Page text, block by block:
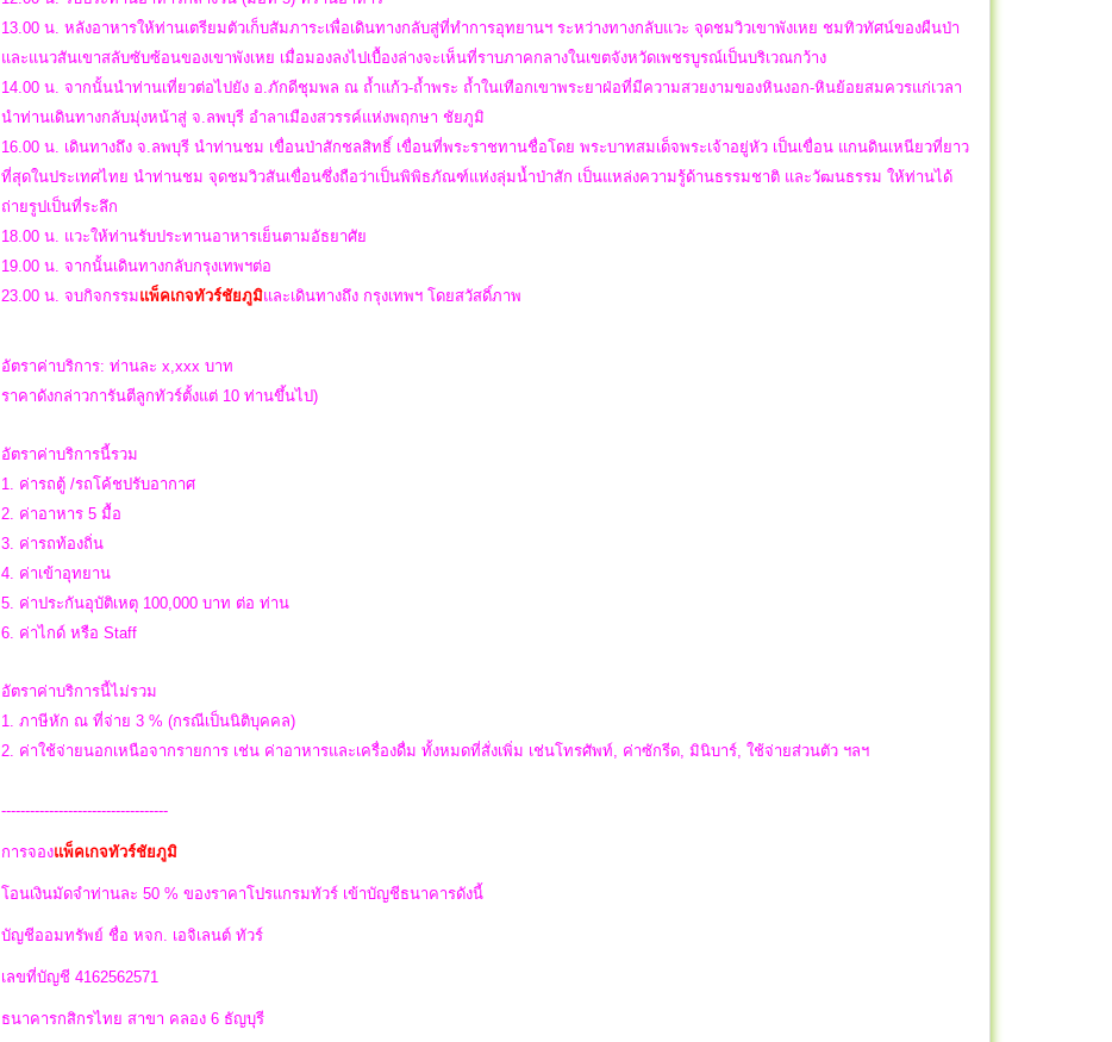
13.00 น. หลังอาหารให้ท่านเตรียมตัวเก็บสัมภาระเพื่อเดินทางกลับสู่ที่ทำการอุทยานฯ ระหว่างทางกลับแวะ จุดชมวิวเขาพังเหย ชมทิวทัศน์ของผืนป่า
และแนวสันเขาสลับซับซ้อนของเขาพังเหย เมื่อมองลงไปเบื้องล่างจะเห็นที่ราบภาคกลางในเขตจังหวัดเพชรบูรณ์เป็นบริเวณกว้าง
14.00 น. จากนั้นนำท่านเที่ยวต่อไปยัง อ.ภักดีชุมพล ณ ถ้ำแก้ว-ถ้ำพระ ถ้ำในเทือกเขาพระยาฝ่อที่มีความสวยงามของหินงอก-หินย้อยสมควรแก่เวลา
นำท่านเดินทางกลับมุ่งหน้าสู่ จ.ลพบุรี อำลาเมืองสวรรค์แห่งพฤกษา ชัยภูมิ
16.00 น. เดินทางถึง จ.ลพบุรี นำท่านชม เขื่อนป่าสักชลสิทธิ์ เขื่อนที่พระราชทานชื่อโดย พระบาทสมเด็จพระเจ้าอยู่หัว เป็นเขื่อน แกนดินเหนียวที่ยาว
ที่สุดในประเทศไทย นำท่านชม จุดชมวิวสันเขื่อนซึ่งถือว่าเป็นพิพิธภัณฑ์แห่งลุ่มน้ำป่าสัก เป็นแหล่งความรู้ด้านธรรมชาติ และวัฒนธรรม ให้ท่านได้
ถ่ายรูปเป็นที่ระลึก
18.00 น. แวะให้ท่านรับประทานอาหารเย็นตามอัธยาศัย
19.00 น. จากนั้นเดินทางกลับกรุงเทพฯต่อ
23.00 น. จบกิจกรรมแพ็คเกจทัวร์ชัยภูมิและเดินทางถึง กรุงเทพฯ โดยสวัสดิ์ภาพ
อัตราค่าบริการ: ท่านละ x,xxx บาท
ราคาดังกล่าวการันตีลูกทัวร์ตั้งแต่ 10 ท่านขึ้นไป)
อัตราค่าบริการนี้รวม
1. ค่ารถตู้ /รถโค้ชปรับอากาศ
2. ค่าอาหาร 5 มื้อ
3. ค่ารถท้องถิ่น
4. ค่าเข้าอุทยาน
5. ค่าประกันอุบัติเหตุ 100,000 บาท ต่อ ท่าน
6. ค่าไกด์ หรือ Staff
อัตราค่าบริการนี้ไม่รวม
1. ภาษีหัก ณ ที่จ่าย 3 % (กรณีเป็นนิติบุคคล)
2. ค่าใช้จ่ายนอกเหนือจากรายการ เช่น ค่าอาหารและเครื่องดื่ม ทั้งหมดที่สั่งเพิ่ม เช่นโทรศัพท์, ค่าซักรีด, มินิบาร์, ใช้จ่ายส่วนตัว ฯลฯ
-----------------------------------
การจองแพ็คเกจทัวร์ชัยภูมิ
โอนเงินมัดจำท่านละ 50 % ของราคาโปรแกรมทัวร์ เข้าบัญชีธนาคารดังนี้
บัญชีออมทรัพย์ ชื่อ หจก. เอจิเลนต์ ทัวร์
เลขที่บัญชี 4162562571
ธนาคารกสิกรไทย สาขา คลอง 6 ธัญบุรี